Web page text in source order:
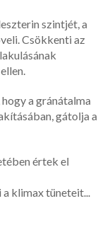
szintjét, a
Csökkenti az
a gránátalma
gátolja a
értek el
klimax tüneteit...